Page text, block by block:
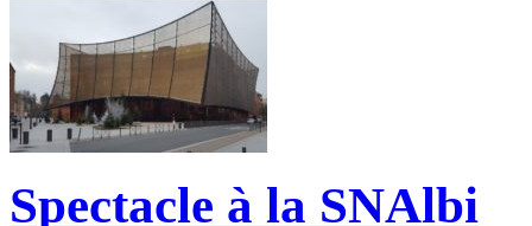
Spectacle à la SNAlbi